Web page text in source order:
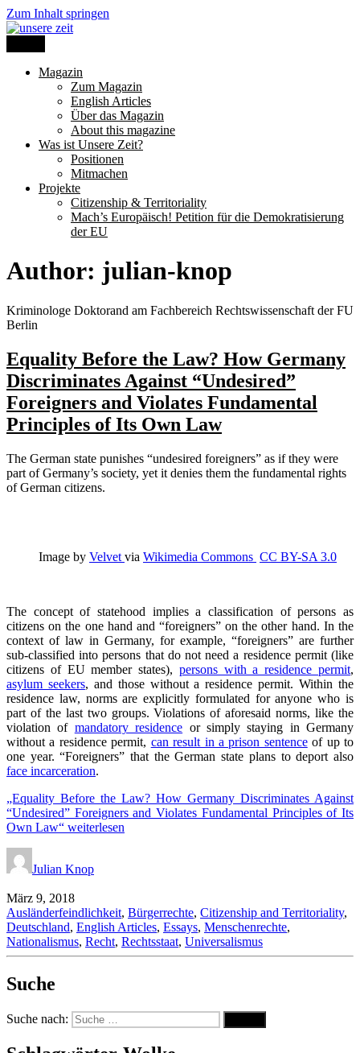
Zum Inhalt springen
unsere zeit
Magazin
Zum Magazin
English Articles
Über das Magazin
About this magazine
Was ist Unsere Zeit?
Positionen
Mitmachen
Projekte
Citizenship & Territoriality
Mach’s Europäisch! Petition für die Demokratisierung
der EU
Author: julian-knop
Kriminologe Doktorand am Fachbereich Rechtswissenschaft der FU
Berlin
Equality Before the Law? How Germany
Discriminates Against “Undesired”
Foreigners and Violates Fundamental
Principles of Its Own Law
The German state punishes “undesired foreigners” as if they were
part of Germany’s society, yet it denies them the fundamental rights
of German citizens.
Image by Velvet via Wikimedia Commons CC BY-SA 3.0
The concept of statehood implies a classification of persons as
citizens on the one hand and “foreigners” on the other hand. In the
context of law in Germany, for example, “foreigners” are further
sub-classified into persons that do not need a residence permit (like
citizens of EU member states), persons with a residence permit,
asylum seekers, and those without a residence permit. Within the
residence law, norms are explicitly formulated for anyone who is
part of the last two groups. Violations of aforesaid norms, like the
violation of mandatory residence or simply staying in Germany
without a residence permit, can result in a prison sentenceof up to
one year. “Foreigners” that the German state plans to deport also
face incarceration.
„Equality Before the Law? How Germany Discriminates Against
“Undesired” Foreigners and Violates Fundamental Principles of Its
Own Law“ weiterlesen
Julian Knop
März 9, 2018
Ausländerfeindlichkeit, Bürgerrechte, Citizenship and Territoriality,
Deutschland, English Articles, Essays, Menschenrechte,
Nationalismus, Recht, Rechtsstaat, Universalismus
Suche
Suche nach: